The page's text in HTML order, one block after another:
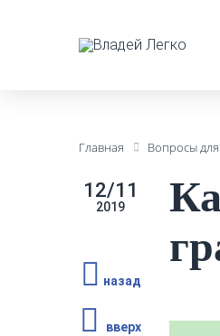
Главная Вопросы
12/11
2019
назад
вверх